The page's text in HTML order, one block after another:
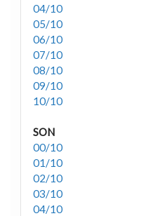
04/10
05/10
06/10
07/10
08/10
09/10
10/10
SON
00/10
01/10
02/10
03/10
04/10